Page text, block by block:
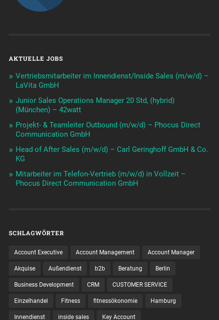
AKTUELLE JOBS
Vertriebsmitarbeiter im Innendienst/Inside Sales (m/w/d) –
LaVita GmbH
Junior Sales Operations Manager 20 Std, (hybrid)
(München) – 42watt
Projekt- & Teamleiter Outbound (m/w/d) – Phocus Direct
Communication GmbH
Head of After Sales (m/w/d) – Carl Geringhoff GmbH & Co.
KG
Mitarbeiter im Telefon-Vertrieb (m/w/d) in Vollzeit –
Phocus Direct Communication GmbH
SCHLAGWÖRTER
Account Executive Account Management Account Manager
Akquise Außendienst b2b Beratung Berlin
Business Development CRM CUSTOMER SERVICE
Einzelhandel Fitness fitnessökonomie Hamburg
Innendienst inside sales Key Account